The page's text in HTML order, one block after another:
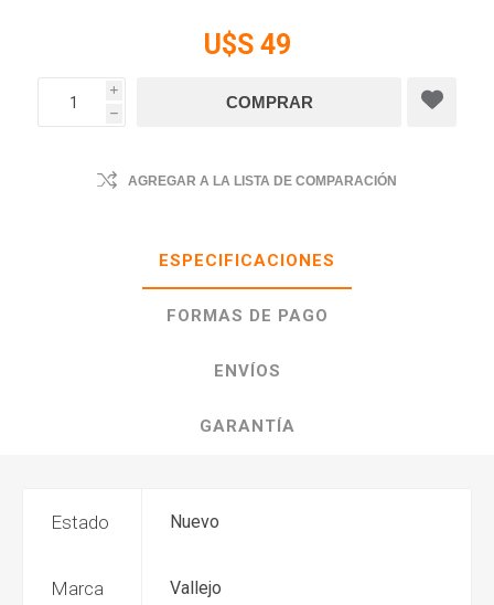
U$S 49
i
h
AGREGAR A LA LISTA DE COMPARACIÓN
ESPECIFICACIONES
FORMAS DE PAGO
ENVÍOS
GARANTÍA
Estado Nuevo
Marca Vallejo